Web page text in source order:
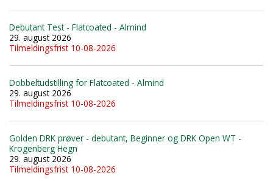
Debutant Test - Flatcoated - Almind
29. august 2026
Tilmeldingsfrist 10-08-2026
Dobbeltudstilling for Flatcoated - Almind
29. august 2026
Tilmeldingsfrist 10-08-2026
Golden DRK prøver - debutant, Beginner og DRK Open WT -
Krogenberg Hegn
29. august 2026
Tilmeldingsfrist 10-08-2026